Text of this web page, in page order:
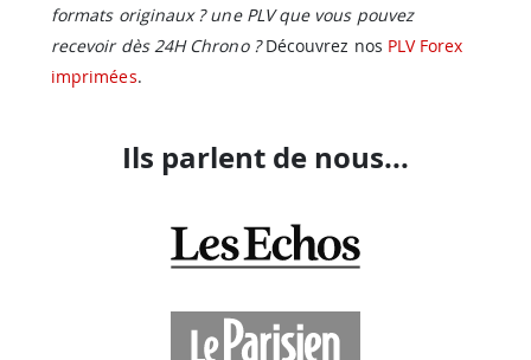
formats originaux ? une PLV que vous pouvez
recevoir dès 24H Chrono ?Découvrez nos PLV Forex
imprimées.
Ils parlent de nous...